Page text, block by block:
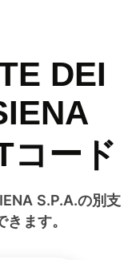
DEI
コード
S.P.A.の別支
ます。